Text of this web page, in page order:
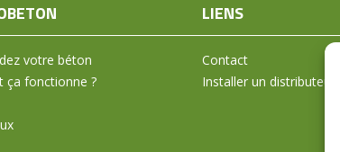
votre béton
ça fonctionne ?
LIENS
Contact
Installer un distributeur